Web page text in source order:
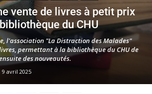
vente de livres à petit prix
du CHU
l'association "La Distraction des Malades"
permettant à la bibliothèque du CHU de
des nouveautés.
9 avril 2025